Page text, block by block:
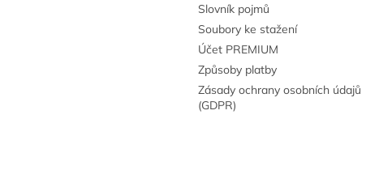
Slovník pojmů
Soubory ke stažení
Účet PREMIUM
Způsoby platby
Zásady ochrany osobních údajů
(GDPR)